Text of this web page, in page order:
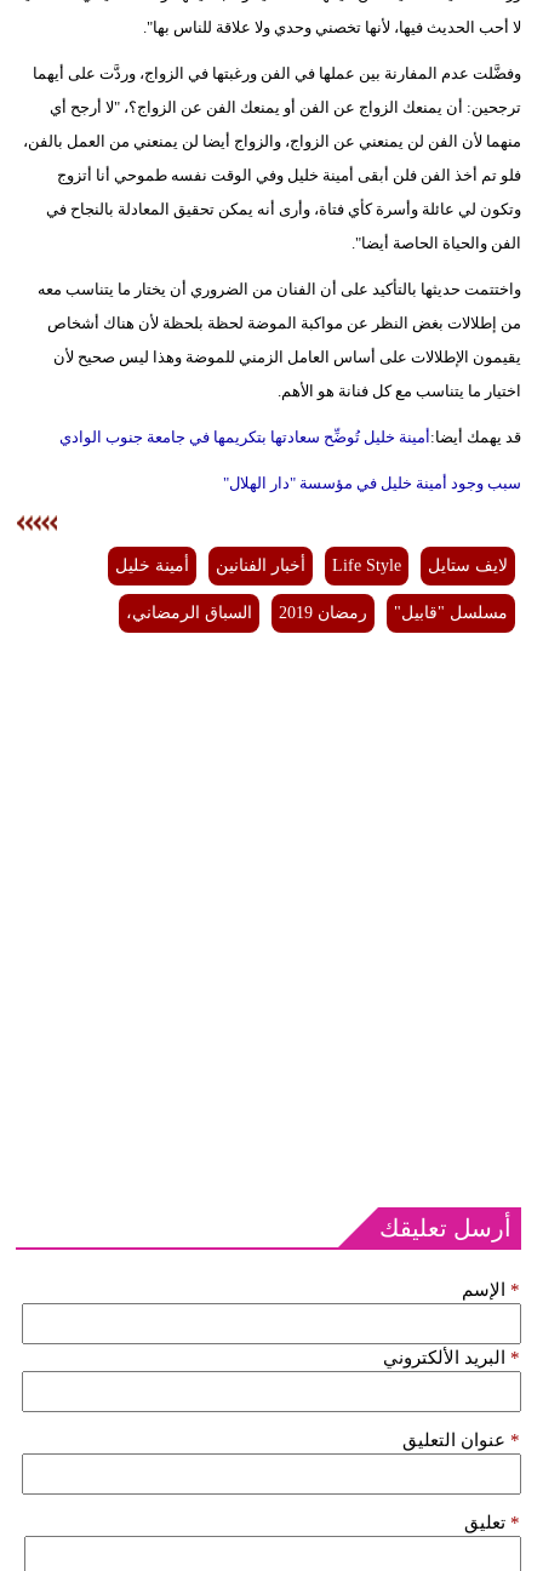
لا أحب الحديث فيها، لأنها تخصني وحدي ولا علاقة للناس بها".
وفضَّلت عدم المفارنة بين عملها في الفن ورغبتها في الزواج، وردَّت على أيهما
ترجحين: أن يمنعك الزواج عن الفن أو يمنعك الفن عن الزواج؟، "لا أرجح أي
منهما لأن الفن لن يمنعني عن الزواج، والزواج أيضا لن يمنعني من العمل بالفن،
فلو تم أخذ الفن فلن أبقى أمينة خليل وفي الوقت نفسه طموحي أنا أتزوج
وتكون لي عائلة وأسرة كأي فتاة، وأرى أنه يمكن تحقيق المعادلة بالنجاح في
الفن والحياة الحاصة أيضا".
واختتمت حديثها بالتأكيد على أن الفنان من الضروري أن يختار ما يتناسب معه
من إطلالات بغض النظر عن مواكبة الموضة لحظة بلحظة لأن هناك أشخاص
يقيمون الإطلالات على أساس العامل الزمني للموضة وهذا ليس صحيح لأن
اختيار ما يتناسب مع كل فنانة هو الأهم.
قد يهمك أيضا:أمينة خليل تُوضِّح سعادتها بتكريمها في جامعة جنوب الوادي
سبب وجود أمينة خليل في مؤسسة "دار الهلال"
لايف ستايل Life Style أخبار الفنانين أمينة خليل
مسلسل "قابيل" رمضان 2019 السباق الرمضاني،
أرسل تعليقك
الإسم *
البريد الألكتروني *
عنوان التعليق *
تعليق *